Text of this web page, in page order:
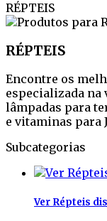
RÉPTEIS
RÉPTEIS
Encontre os
especializada na
lâmpadas para
e vitaminas para
Subcategorias
Ver Répteis